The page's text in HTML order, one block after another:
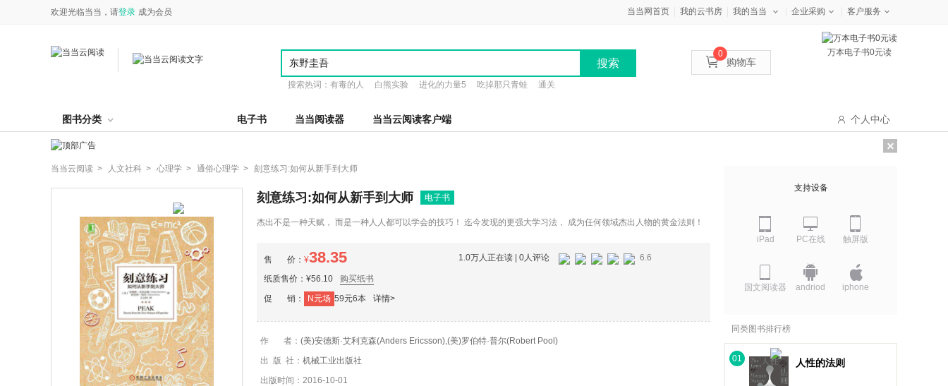
当当网首页 我的云书房 我的当当 企业采购 客户服务
欢迎光临当当，请登录 成为会员
万本电子书0元读
搜索
搜索热词： 有毒的人 白熊实验 进化的力量5 吃掉那只青蛙 通关
购物车
0
图书分类 电子书 当当阅读器 当当云阅读客户端 个人中心
当当云阅读 > 人文社科 > 心理学 > 通俗心理学 > 刻意练习:如何从新手到大师
刻意练习:如何从新手到大师 电子书
杰出不是一种天赋， 而是一种人人都可以学会的技巧！ 迄今发现的更强大学习法， 成为任何领域杰出人物的黄金法则！
售 价： ¥38.35
纸质售价：¥56.10 购买纸书
1.0万人正在读 | 0人评论 6.6
促 销： N元场 59元6本 详情>
作 者： (美)安德斯·艾利克森(Anders Ericsson),(美)罗伯特·普尔(Robert Pool)
出 版 社： 机械工业出版社
出版时间：2016-10-01
支持设备
iPad PC在线 触屏版
国文阅读器 andriod iphone
同类图书排行榜
01 人性的法则